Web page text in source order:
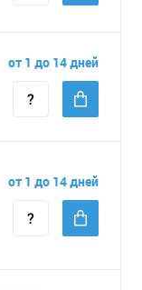
от 1 до 14 дней
от 1 до 14 дней